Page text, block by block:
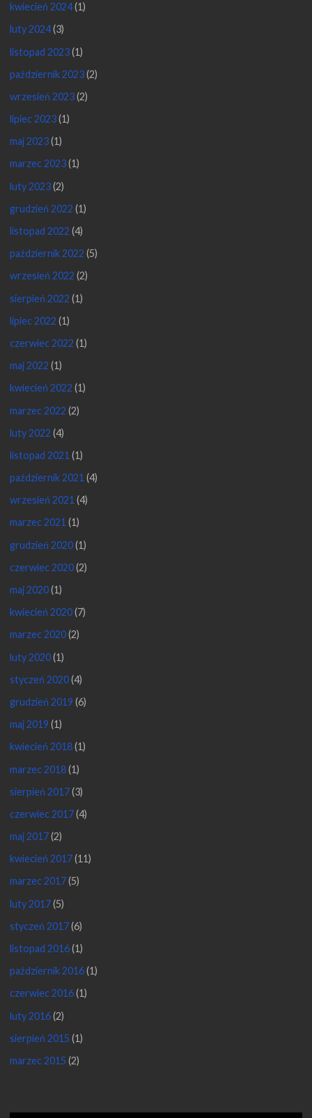
kwiecień 2024(1)
luty 2024(3)
listopad 2023(1)
październik 2023(2)
wrzesień 2023(2)
lipiec 2023(1)
maj 2023(1)
marzec 2023(1)
luty 2023(2)
grudzień 2022 (1)
listopad 2022 (4)
październik 2022 (5)
wrzesień 2022 (2)
sierpień 2022 (1)
lipiec 2022 (1)
czerwiec 2022 (1)
maj 2022 (1)
kwiecień 2022 (1)
marzec 2022 (2)
luty 2022 (4)
listopad 2021 (1)
październik 2021 (4)
wrzesień 2021 (4)
marzec 2021(1)
grudzień 2020(1)
czerwiec 2020(2)
maj 2020(1)
kwiecień 2020(7)
marzec 2020(2)
luty 2020(1)
styczeń 2020(4)
grudzień 2019 (6)
maj 2019 (1)
kwiecień 2018(1)
marzec 2018(1)
sierpień 2017(3)
czerwiec 2017(4)
maj 2017(2)
kwiecień 2017(11)
marzec 2017(5)
luty 2017(5)
styczeń 2017(6)
listopad 2016(1)
październik 2016(1)
czerwiec 2016(1)
luty 2016(2)
sierpień 2015 (1)
marzec 2015 (2)